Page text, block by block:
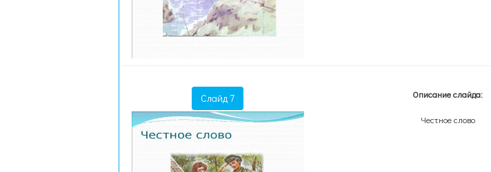
Слайд 7 Описание слайда:
Честное слово